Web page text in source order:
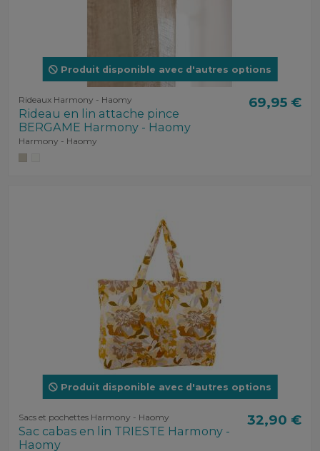
Produit disponible avec d'autres options
Rideaux Harmony - Haomy
Rideau en lin attache pince
BERGAME Harmony - Haomy
Harmony - Haomy
69,95 €
Produit disponible avec d'autres options
Sacs et pochettes Harmony - Haomy
Sac cabas en lin TRIESTE Harmony -
Haomy
32,90 €